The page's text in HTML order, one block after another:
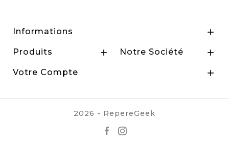
Informations 
Produits  Notre Société 
Votre Compte 
2026 - RepereGeek